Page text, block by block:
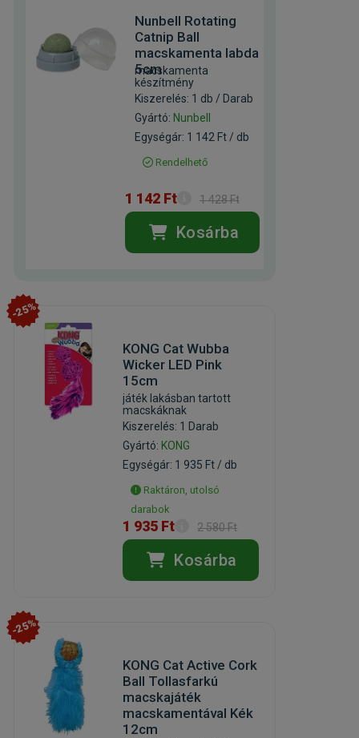
Nunbell Rotating
Catnip Ball
macskamenta labda
5cm
macskamenta
készítmény
Kiszerelés: 1 db / Darab
Gyártó: Nunbell
Egységár: 1 142 Ft / db
Rendelhető
1 142 Ft 1 428 Ft
Kosárba
-25%
KONG Cat Wubba
Wicker LED Pink
15cm
játék lakásban tartott
macskáknak
Kiszerelés: 1 Darab
Gyártó: KONG
Egységár: 1 935 Ft / db
Raktáron, utolsó
darabok
1 935 Ft 2 580 Ft
Kosárba
-25%
KONG Cat Active Cork
Ball Tollasfarkú
macskajáték
macskamentával Kék
12cm